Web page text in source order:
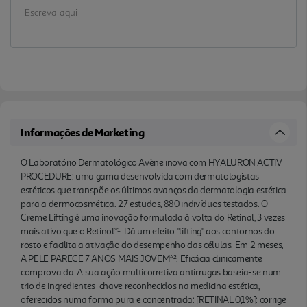
clinicamente comprova da. A sua ação
ingredientes-chave reconhecidos na medicina
[NIACINAMIDA 2%]: facilita a estimulação das
combater os sinais de envelhecimento. Fórmula
ultraeficaz. A nossa experiência de mais de 30 anos
dá-nos a perspetiva necessária para assegurar que
o Retinaldeído pode ser aplicado tanto de dia
como de noite. A sua textura cremosa e envolvente
penetra facilmente na pele. A sua cor amarela
provém da cor do Retinal. Origem 97% natural.
VEGAN. *¹Publicação externa: J.H. Saurat & al., J
Invest Dermato l, 1994; 102: 770-774. Estudo clínico
Informações de Marketing
O Laboratório Dermatológico Avène inova com HYALURON ACTIV
PROCEDURE: uma gama desenvolvida com dermatologistas
estéticos que transpõe os últimos avanços da dermatologia estética
para a dermocosmética. 27 estudos, 880 indivíduos testados. O
Creme Lifting é uma inovação formulada à volta do Retinal, 3 vezes
mais ativo que o Retinol*¹. Dá um efeito "lifting" aos contornos do
rosto e facilita a ativação do desempenho das células. Em 2 meses,
A PELE PARECE 7 ANOS MAIS JOVEM*². Eficácia clinicamente
comprova da. A sua ação multicorretiva antirrugas baseia-se num
trio de ingredientes-chave reconhecidos na medicina estética,
oferecidos numa forma pura e concentrada: [RETINAL 0,1%]: corrige